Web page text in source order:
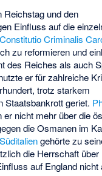
Reichstag und den
Einfluss auf die
Constitutio Criminalis
zu reformieren und
des Reiches als auch
er für zahlreiche
trotz starkem
Staatsbankrott geriet.
nicht mehr über die
die Osmanen im
Süditaliengehörte zu
die Herrschaft
auf England nicht